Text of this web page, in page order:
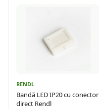
RENDL
Bandă LED IP20 cu conector
direct Rendl